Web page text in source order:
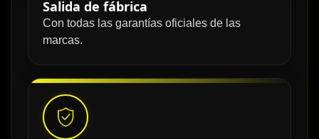
Salida de fábrica
Con todas las garantías oficiales de las
marcas.